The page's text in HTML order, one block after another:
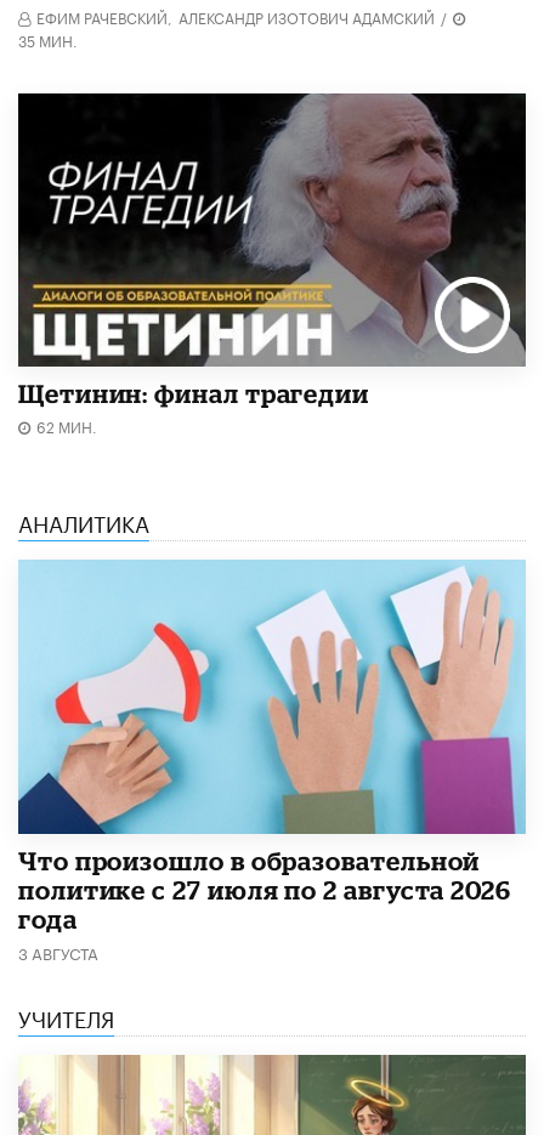
ЕФИМ РАЧЕВСКИЙ, АЛЕКСАНДР ИЗОТОВИЧ АДАМСКИЙ /
35 МИН.
Щетинин: финал трагедии
62 МИН.
АНАЛИТИКА
​Что произошло в образовательной
политике с 27 июля по 2 августа 2026
года
3 АВГУСТА
УЧИТЕЛЯ